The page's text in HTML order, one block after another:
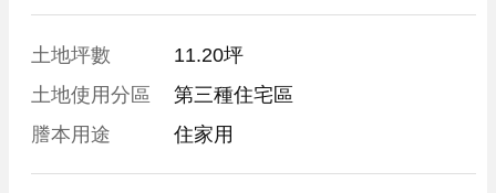
土地坪數
11.20坪
土地使用分區
第三種住宅區
謄本用途
住家用